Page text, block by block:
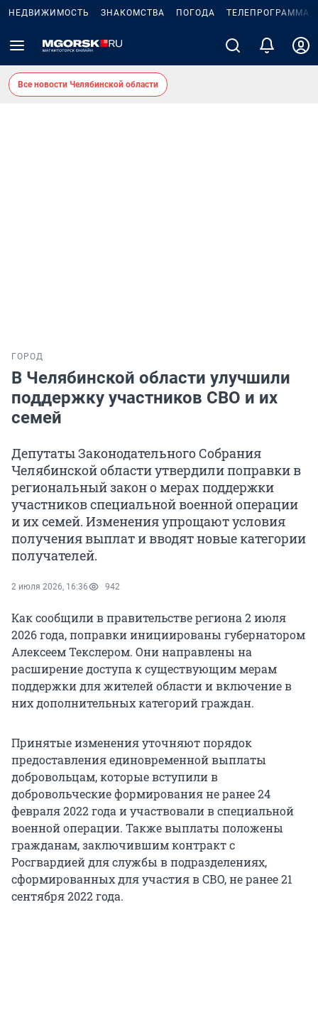
НЕДВИЖИМОСТЬ ЗНАКОМСТВА ПОГОДА ТЕЛЕПРОГРАММА
Все новости Челябинской области
ГОРОД
В Челябинской области улучшили
поддержку участников СВО и их
семей
Депутаты Законодательного Собрания
Челябинской области утвердили поправки в
региональный закон о мерах поддержки
участников специальной военной операции
и их семей. Изменения упрощают условия
получения выплат и вводят новые категории
получателей.
2 июля 2026, 16:36 942
Как сообщили в правительстве региона 2 июля
2026 года, поправки инициированы губернатором
Алексеем Текслером. Они направлены на
расширение доступа к существующим мерам
поддержки для жителей области и включение в
них дополнительных категорий граждан.
Принятые изменения уточняют порядок
предоставления единовременной выплаты
добровольцам, которые вступили в
добровольческие формирования не ранее 24
февраля 2022 года и участвовали в специальной
военной операции. Также выплаты положены
гражданам, заключившим контракт с
Росгвардией для службы в подразделениях,
сформированных для участия в СВО, не ранее 21
сентября 2022 года.